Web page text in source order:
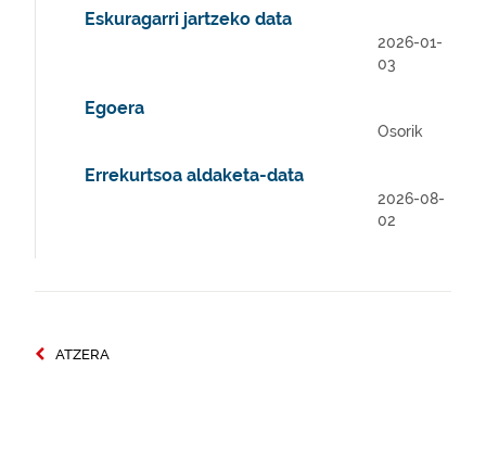
Eskuragarri jartzeko data
2026-01-
03
Egoera
Osorik
Errekurtsoa aldaketa-data
2026-08-
02
ATZERA